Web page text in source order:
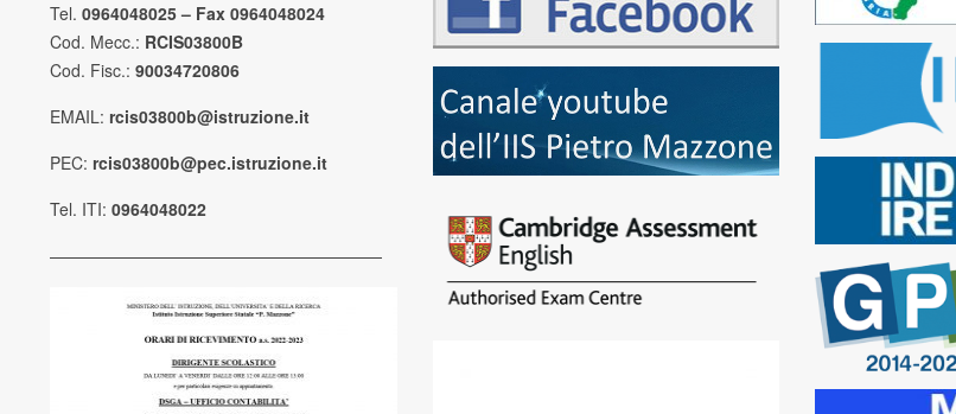
Tel. 0964048025 – Fax 0964048024
Cod. Mecc.: RCIS03800B
Cod. Fisc.: 90034720806
EMAIL: rcis03800b@istruzione.it
PEC: rcis03800b@pec.istruzione.it
Tel. ITI: 0964048022
————————————————————